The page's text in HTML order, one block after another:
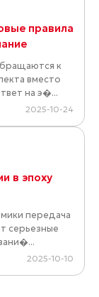
правила
к
вместо
на э�...
2025-10-24
в эпоху
передача
серьезные
2025-10-10